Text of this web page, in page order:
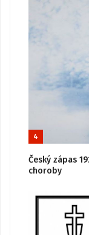
4
Český zápas
choroby